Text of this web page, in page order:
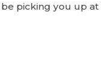
picking you up